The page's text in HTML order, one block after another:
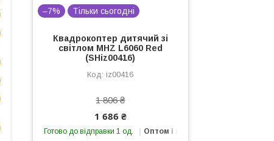
–7% Тільки сьогодні
Квадрокоптер дитячий зі
світлом MHZ L6060 Red
(SHiz00416)
iz00416
1 806 ₴
1 686 ₴
Готово до відправки 1 од. Оптом і в роздріб